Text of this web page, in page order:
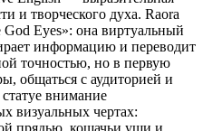
и творческого духа. Raora
Eyes»: она виртуальный
информацию и переводит
точностью, но в первую
общаться с аудиторией и
внимание
визуальных чертах:
прядью, кошачьи уши и